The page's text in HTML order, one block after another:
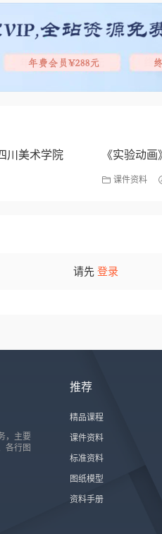
川美术学院
《实验动
课件资料
请先 登录
，主要
各行图
推荐
精品课程
课件资料
标准资料
图纸模型
资料手册